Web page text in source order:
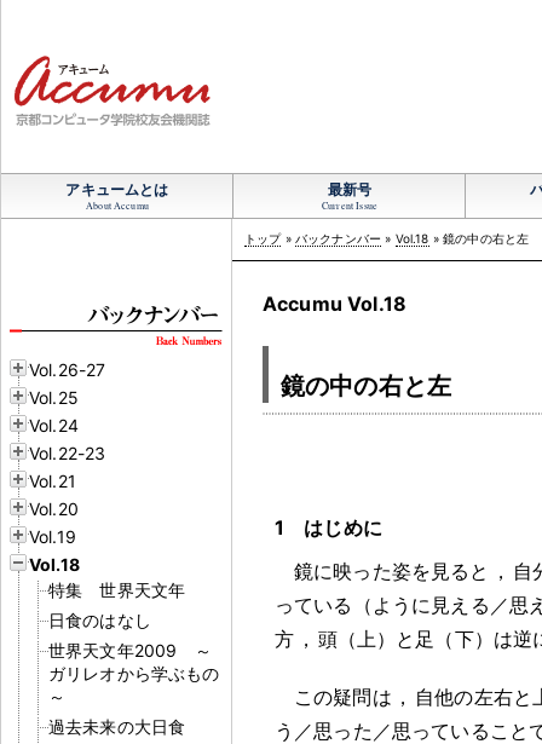
アキュームとは
About Accumu
最新号
Current Issue
Vol.26-27
Vol.25
Vol.24
Vol.22-23
Vol.21
Vol.20
Vol.19
Vol.18
特集 世界天文年
日食のはなし
世界天文年2009 ～
ガリレオから学ぶもの
～
過去未来の大日食
トップ» バックナンバー » Vol.18 » 鏡の中の右と左
Accumu Vol.18
鏡の中の右と左
1 はじめに
鏡に映った姿を見ると ， 自
っている（ように見える／思
方 ， 頭（上）と足（下）は逆
この疑問は ， 自他の左右と
う／思った／思っていること